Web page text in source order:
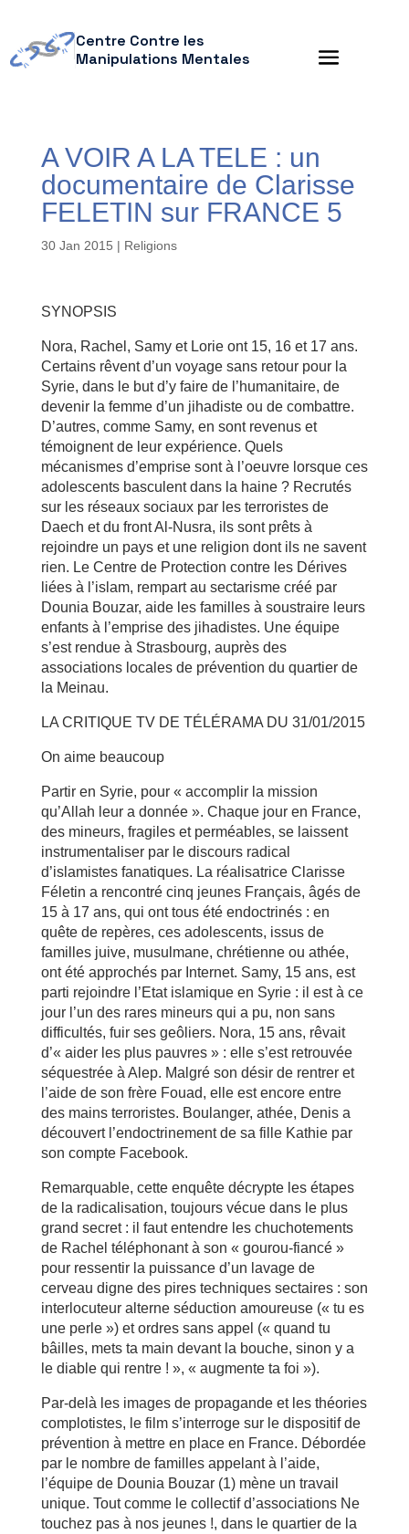
Centre Contre les
Manipulations Mentales
A VOIR A LA TELE : un
documentaire de Clarisse
FELETIN sur FRANCE 5
30 Jan 2015 | Religions
SYNOPSIS
Nora, Rachel, Samy et Lorie ont 15, 16 et 17 ans.
Certains rêvent d’un voyage sans retour pour la
Syrie, dans le but d’y faire de l’humanitaire, de
devenir la femme d’un jihadiste ou de combattre.
D’autres, comme Samy, en sont revenus et
témoignent de leur expérience. Quels
mécanismes d’emprise sont à l’oeuvre lorsque ces
adolescents basculent dans la haine ? Recrutés
sur les réseaux sociaux par les terroristes de
Daech et du front Al-Nusra, ils sont prêts à
rejoindre un pays et une religion dont ils ne savent
rien. Le Centre de Protection contre les Dérives
liées à l’islam, rempart au sectarisme créé par
Dounia Bouzar, aide les familles à soustraire leurs
enfants à l’emprise des jihadistes. Une équipe
s’est rendue à Strasbourg, auprès des
associations locales de prévention du quartier de
la Meinau.
LA CRITIQUE TV DE TÉLÉRAMA DU 31/01/2015
On aime beaucoup
Partir en Syrie, pour « accomplir la mission
qu’Allah leur a donnée ». Chaque jour en France,
des mineurs, fragiles et perméables, se laissent
instrumentaliser par le discours radical
d’islamistes fanatiques. La réalisatrice Clarisse
Féletin a rencontré cinq jeunes Français, âgés de
15 à 17 ans, qui ont tous été endoctrinés : en
quête de repères, ces adolescents, issus de
familles juive, musulmane, chrétienne ou athée,
ont été approchés par Internet. Samy, 15 ans, est
parti rejoindre l’Etat islamique en Syrie : il est à ce
jour l’un des rares mineurs qui a pu, non sans
difficultés, fuir ses geôliers. Nora, 15 ans, rêvait
d’« aider les plus pauvres » : elle s’est retrouvée
séquestrée à Alep. Malgré son désir de rentrer et
l’aide de son frère Fouad, elle est encore entre
des mains terroristes. Boulanger, athée, Denis a
découvert l’endoctrinement de sa fille Kathie par
son compte Facebook.
Remarquable, cette enquête décrypte les étapes
de la radicalisation, toujours vécue dans le plus
grand secret : il faut entendre les chuchotements
de Rachel téléphonant à son « gourou-fiancé »
pour ressentir la puissance d’un lavage de
cerveau digne des pires techniques sectaires : son
interlocuteur alterne séduction amoureuse (« tu es
une perle ») et ordres sans appel (« quand tu
bâilles, mets ta main devant la bouche, sinon y a
le diable qui rentre ! », « augmente ta foi »).
Par-delà les images de propagande et les théories
complotistes, le film s’interroge sur le dispositif de
prévention à mettre en place en France. Débordée
par le nombre de familles appelant à l’aide,
l’équipe de Dounia Bouzar (1) mène un travail
unique. Tout comme le collectif d’associations Ne
touchez pas à nos jeunes !, dans le quartier de la